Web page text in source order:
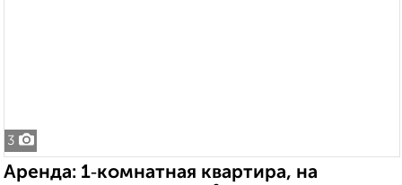
3
Аренда: 1‑комнатная квартира, на